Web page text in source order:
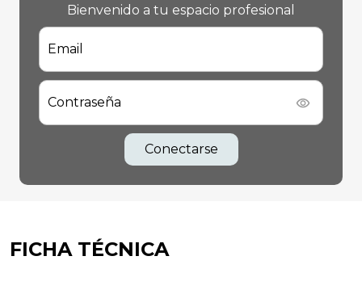
Bienvenido a tu espacio profesional
Email
Contraseña
Conectarse
FICHA TÉCNICA